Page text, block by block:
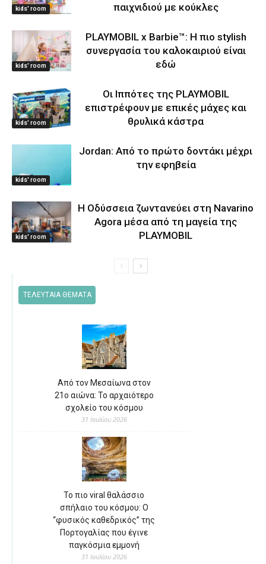
kids' room
παιχνιδιού με κούκλες
kids' room
PLAYMOBIL x Barbie™: Η πιο stylish
συνεργασία του καλοκαιριού είναι
εδώ
kids' room
Οι Ιππότες της PLAYMOBIL
επιστρέφουν με επικές μάχες και
θρυλικά κάστρα
kids' room
Jordan: Από το πρώτο δοντάκι μέχρι
την εφηβεία
kids' room
Η Οδύσσεια ζωντανεύει στη Navarino
Agora μέσα από τη μαγεία της
PLAYMOBIL
ΤΕΛΕΥΤΑΙΑ ΘΕΜΑΤΑ
Από τον Μεσαίωνα στον
21ο αιώνα: Το αρχαιότερο
σχολείο του κόσμου
31 Ιουλίου 2026
Το πιο viral θαλάσσιο
σπήλαιο του κόσμου: Ο
“φυσικός καθεδρικός” της
Πορτογαλίας που έγινε
παγκόσμια εμμονή
31 Ιουλίου 2026